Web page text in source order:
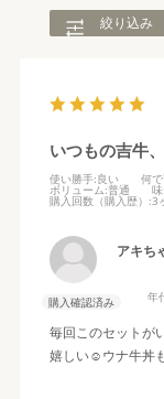
絞り込み
いつもの吉牛
使い勝手:良い 何
ボリューム:普通 味
購入回数（購入歴） :3
アキち
購入確認済み 年
毎回このセットが
嬉しい☺️ウナ牛丼